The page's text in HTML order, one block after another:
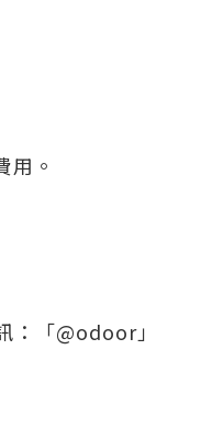
用。
：「@odoor」